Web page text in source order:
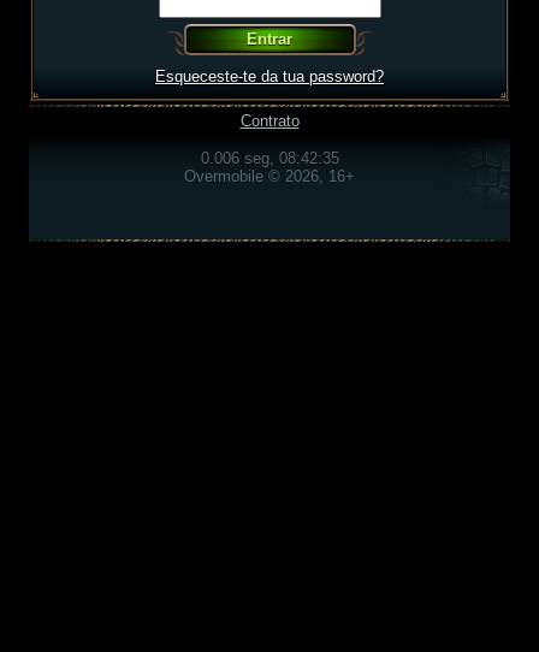
Esqueceste-te da tua password?
Contrato
0.006 seg, 08:42:35
Overmobile © 2026, 16+